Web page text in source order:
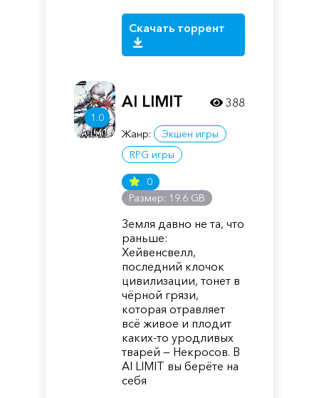
Скачать торрент
1.0
AI LIMIT
Жанр:
Экшен игры
RPG игры
0
Размер: 19.6 GB
Земля давно не та, что
раньше:
Хейвенсвелл,
последний клочок
цивилизации, тонет в
чёрной грязи,
которая отравляет
всё живое и плодит
каких-то уродливых
тварей — Некросов. В
AI LIMIT вы берёте на
себя
388